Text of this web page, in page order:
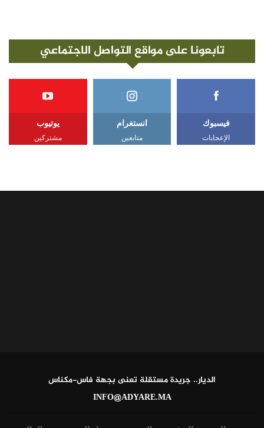
تابعونا على مواقع التواصل الاجتماعي
فيسبوك
الإعجابات
انستغرام
متابعين
يوتيوب
مشتركين
الديار.. جريدة مستقلة تعنى بجهة فاس-مكناس
INFO@ADYARE.MA